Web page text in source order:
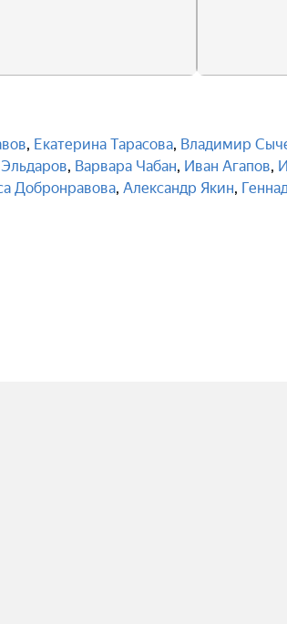
, Екатерина Тарасова, Владимир
, Варвара Чабан, Иван Агапов,
Добронравова, Александр Якин,